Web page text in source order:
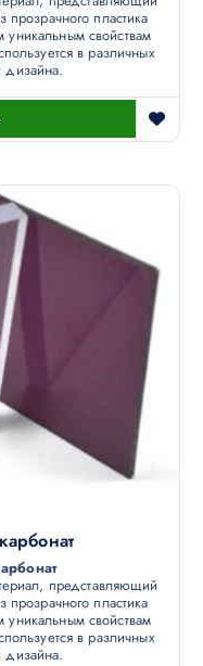
пластика
уникальным свойствам
в различных
дизайна.
представляющий
пластика
уникальным свойствам
в различных
дизайна.